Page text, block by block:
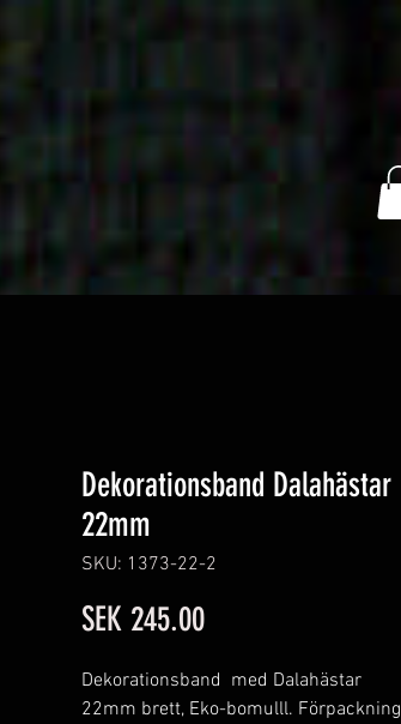
Dekorationsband Dalahästar
22mm
SKU: 1373-22-2
SEK 245.00Price
Dekorationsband med Dalahästar
22mm brett, Eko-bomulll. Förpackning